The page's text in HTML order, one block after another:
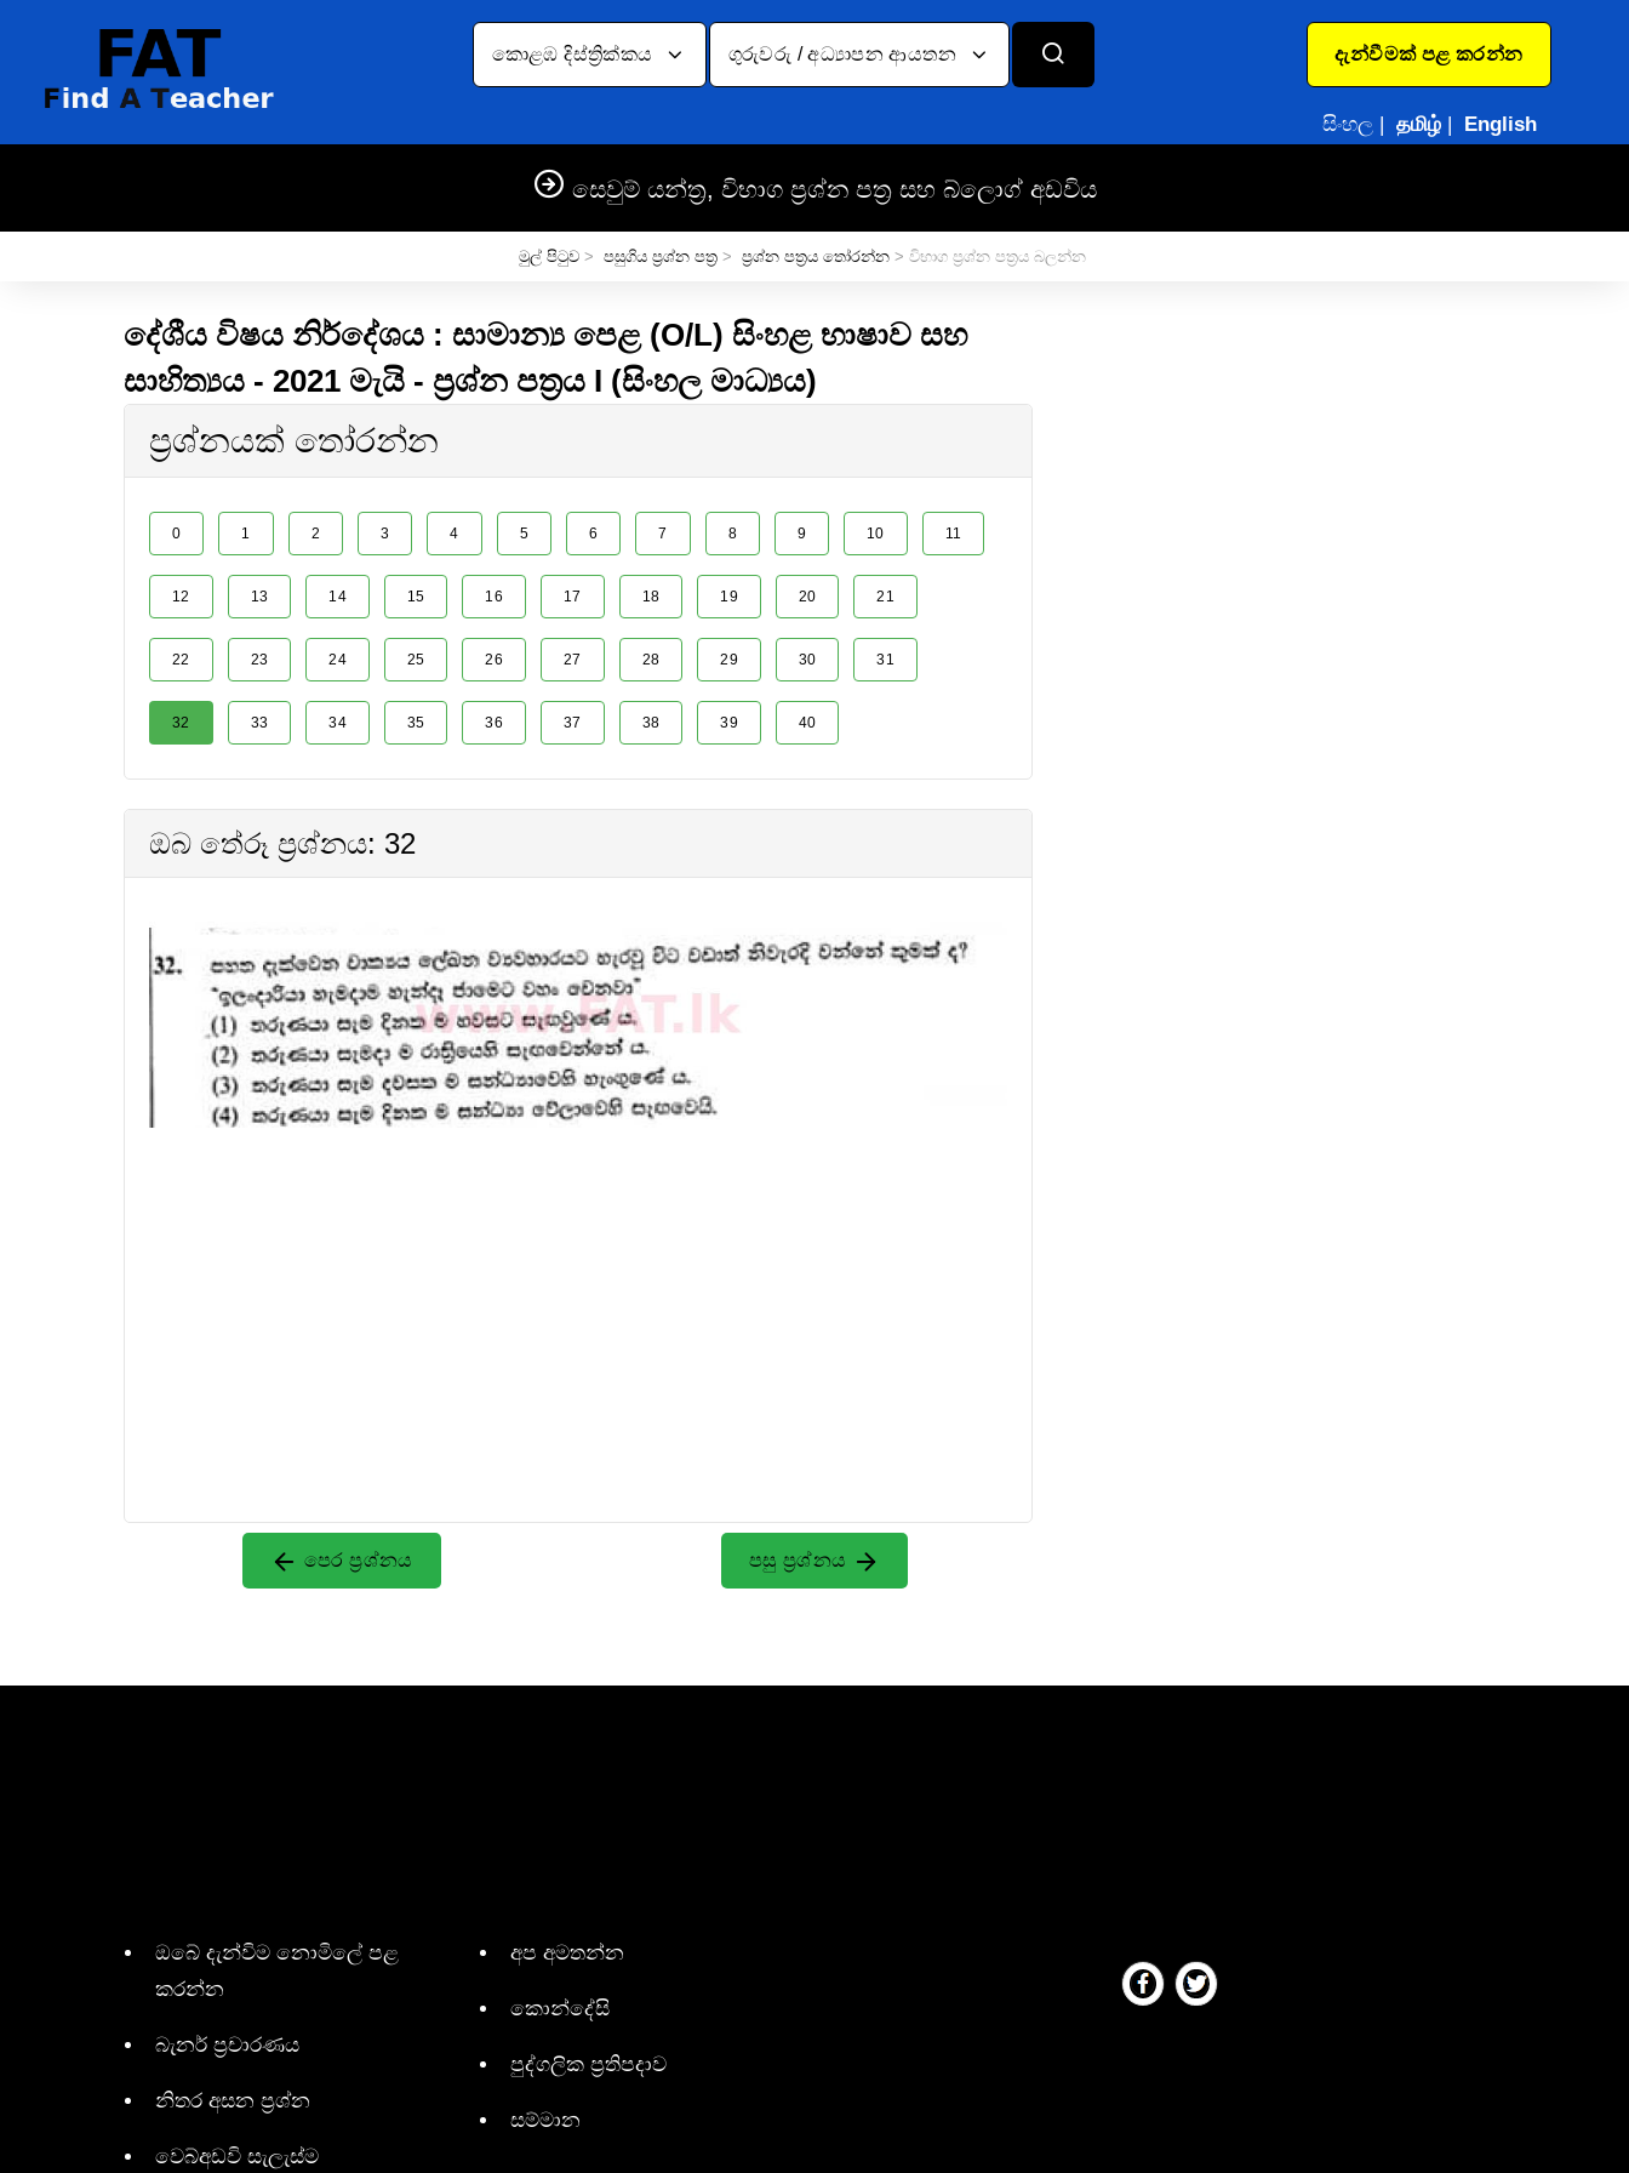
කොළඹ දිස්ත්‍රික්කය ගුරුවරු / අධ්‍යාපන ආයතන දැන්වීමක් පළ කරන්න
සිංහල| தமிழ்| English
සෙවුම් යන්ත්‍ර, විභාග ප්‍රශ්න පත්‍ර සහ බ්ලොග් අඩවිය
මුල් පිටුව > පසුගිය ප්‍රශ්න පත්‍ර > ප්‍රශ්න පත්‍රය තෝරන්න > විභාග ප්‍රශ්න පත්‍රය බලන්න
දේශීය විෂය නිර්දේශය : සාමාන්‍ය පෙළ (O/L) සිංහළ භාෂාව සහ
සාහිත්‍යය - 2021 මැයි - ප්‍රශ්න පත්‍රය I (සිංහල මාධ්‍යය)
ප්‍රශ්නයක් තෝරන්න
0 1 2 3 4 5 6 7 8 9 10 11
12 13 14 15 16 17 18 19 20 21
22 23 24 25 26 27 28 29 30 31
32 33 34 35 36 37 38 39 40
ඔබ තේරූ ප්‍රශ්නය: 32
පෙර ප්‍රශ්නය පසු ප්‍රශ්නය
ඔබේ දැන්විම නොමිලේ පළ
කරන්න
බැනර් ප්‍රචාරණය
නිතර අසන ප්‍රශ්න
වෙබ්අඩවි සැලැස්ම
අප අමතන්න
කොන්දේසි
පුද්ගලික ප්‍රතිපදාව
සම්මාන